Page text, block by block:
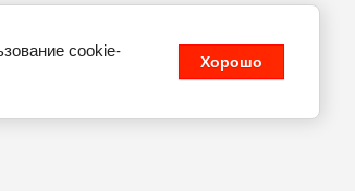
cookie-
Хорошо